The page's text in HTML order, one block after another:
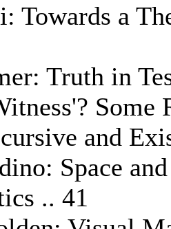
a
Truth in
Some
and
Space
.. 41